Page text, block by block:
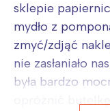
sklepie
mydło z
zmyć/zdjąć
nie zasłaniało
była bardzo